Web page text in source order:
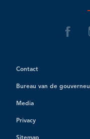
Contact
Bureau van de
Media
Privacy